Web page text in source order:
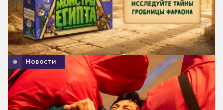
Новости